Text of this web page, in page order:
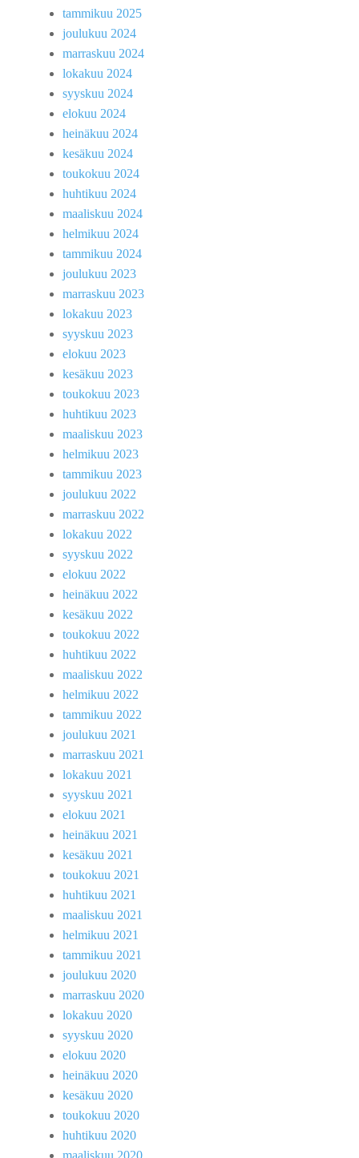
tammikuu 2025
joulukuu 2024
marraskuu 2024
lokakuu 2024
syyskuu 2024
elokuu 2024
heinäkuu 2024
kesäkuu 2024
toukokuu 2024
huhtikuu 2024
maaliskuu 2024
helmikuu 2024
tammikuu 2024
joulukuu 2023
marraskuu 2023
lokakuu 2023
syyskuu 2023
elokuu 2023
kesäkuu 2023
toukokuu 2023
huhtikuu 2023
maaliskuu 2023
helmikuu 2023
tammikuu 2023
joulukuu 2022
marraskuu 2022
lokakuu 2022
syyskuu 2022
elokuu 2022
heinäkuu 2022
kesäkuu 2022
toukokuu 2022
huhtikuu 2022
maaliskuu 2022
helmikuu 2022
tammikuu 2022
joulukuu 2021
marraskuu 2021
lokakuu 2021
syyskuu 2021
elokuu 2021
heinäkuu 2021
kesäkuu 2021
toukokuu 2021
huhtikuu 2021
maaliskuu 2021
helmikuu 2021
tammikuu 2021
joulukuu 2020
marraskuu 2020
lokakuu 2020
syyskuu 2020
elokuu 2020
heinäkuu 2020
kesäkuu 2020
toukokuu 2020
huhtikuu 2020
maaliskuu 2020